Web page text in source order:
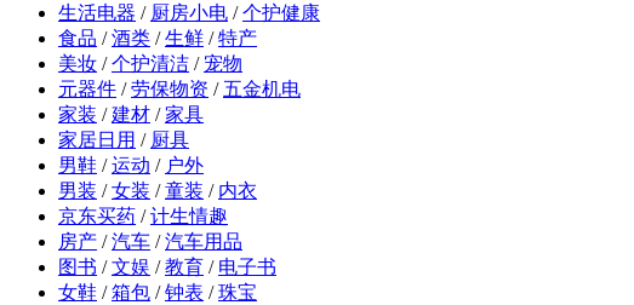
生活电器 / 厨房小电 / 个护健康
食品 / 酒类 / 生鲜 / 特产
美妆 / 个护清洁 / 宠物
元器件 / 劳保物资 / 五金机电
家装 / 建材 / 家具
家居日用 / 厨具
男鞋 / 运动 / 户外
男装 / 女装 / 童装 / 内衣
京东买药 / 计生情趣
房产 / 汽车 / 汽车用品
图书 / 文娱 / 教育 / 电子书
女鞋 / 箱包 / 钟表 / 珠宝